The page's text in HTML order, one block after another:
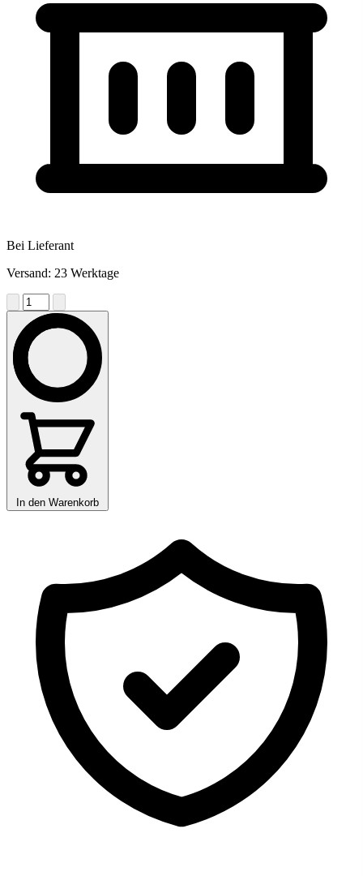
Bei Lieferant
Versand: 23 Werktage
In den Warenkorb